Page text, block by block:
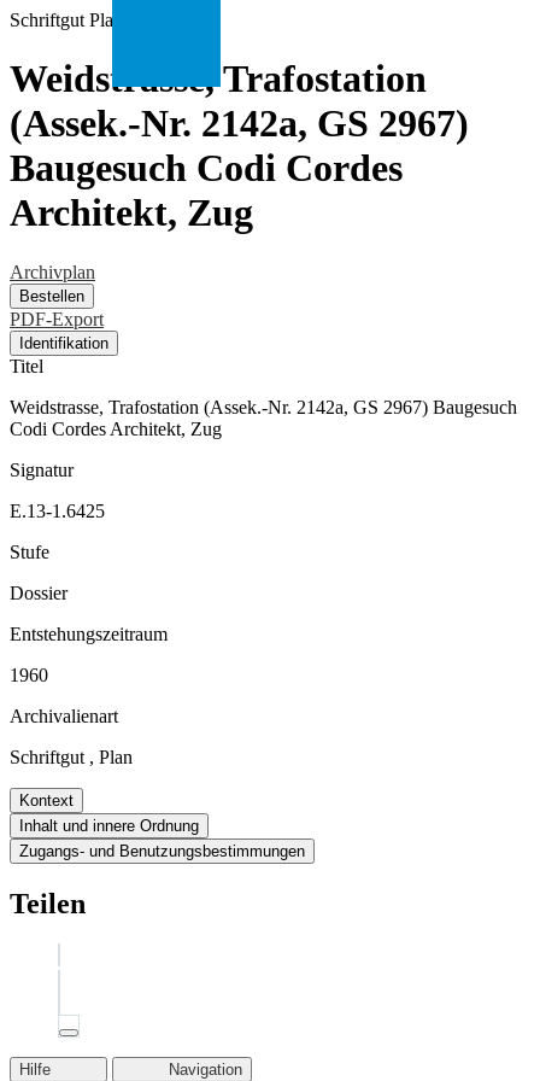
Schriftgut Plan
Weidstrasse, Trafostation
(Assek.-Nr. 2142a, GS 2967)
Baugesuch Codi Cordes
Architekt, Zug
Archivplan
Bestellen
PDF-Export
Identifikation
Titel
Weidstrasse, Trafostation (Assek.-Nr. 2142a, GS 2967) Baugesuch
Codi Cordes Architekt, Zug
Signatur
E.13-1.6425
Stufe
Dossier
Entstehungszeitraum
1960
Archivalienart
Schriftgut , Plan
Kontext
Inhalt und innere Ordnung
Zugangs- und Benutzungsbestimmungen
Teilen
Hilfe Navigation